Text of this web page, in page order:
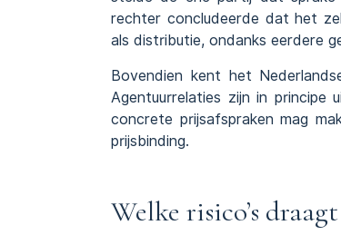
rechter concludeerde dat het
als distributie, ondanks eerdere
Bovendien kent het
Agentuurrelaties zijn in
concrete prijsafspraken mag
prijsbinding.
Welke risico’s